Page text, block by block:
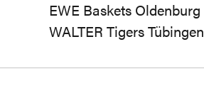
EWE Baskets Oldenburg
WALTER Tigers Tübingen